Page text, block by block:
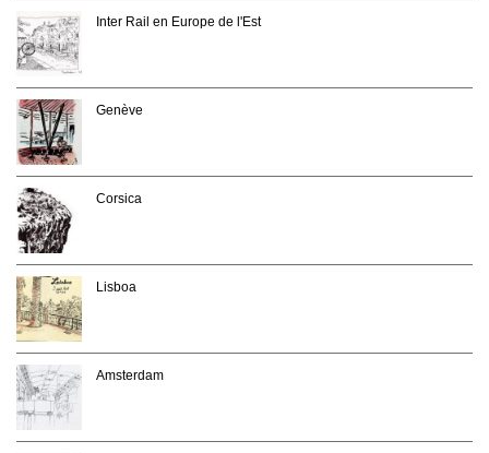
Inter Rail en Europe de l'Est
Genève
Corsica
Lisboa
Amsterdam